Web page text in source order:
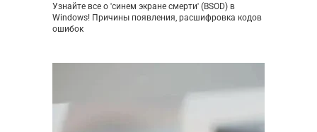
Узнайте все о 'синем экране смерти' (BSOD) в
Windows! Причины появления, расшифровка кодов
ошибок